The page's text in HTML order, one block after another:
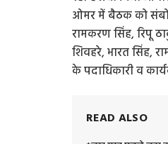
ओमर में बैठक को
रामकरण सिंह, रिपू
शिवहरे, भारत सिंह,
के पदाधिकारी व
READ ALSO